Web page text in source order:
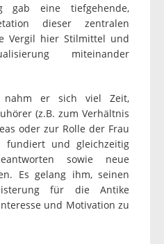
gab eine tiefgehende,
dieser zentralen
Vergil hier Stilmittel und
miteinander
nahm er sich viel Zeit,
(z.B. zum Verhältnis
oder zur Rolle der Frau
und gleichzeitig
sowie neue
Es gelang ihm, seinen
für die Antike
und Motivation zu